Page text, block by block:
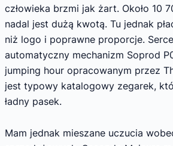
człowieka brzmi jak żart. Około 10
nadal jest dużą kwotą. Tu jednak
niż logo i poprawne proporcje.
automatyczny mechanizm Soprod
jumping hour opracowanym przez
jest typowy katalogowy zegarek,
ładny pasek.
Mam jednak mieszane uczucia